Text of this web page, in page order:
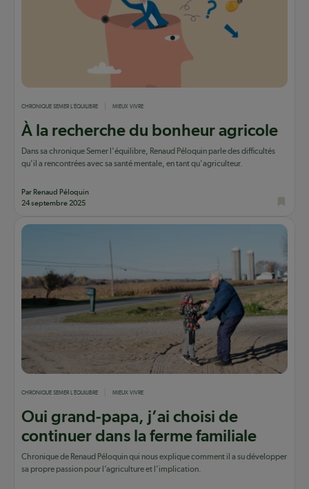
CHRONIQUE SEMER L'ÉQUILIBRE MIEUX VIVRE
À la recherche du bonheur agricole
Dans sa chronique Semer l'équilibre, Renaud Péloquin parle des difficultés
qu'il a rencontrées avec sa santé mentale, en tant qu'agriculteur.
Par Renaud Péloquin
24 septembre 2025
CHRONIQUE SEMER L'ÉQUILIBRE MIEUX VIVRE
Oui grand-papa, j’ai choisi de
continuer dans la ferme familiale
Chronique de Renaud Péloquin qui nous explique comment il a su développer
sa propre passion pour l’agriculture et l'implication.